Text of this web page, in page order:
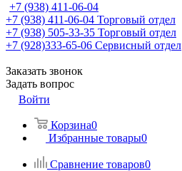
+7 (938) 411-06-04
+7 (938) 411-06-04 Торговый отдел
+7 (938) 505-33-35 Торговый отдел
+7 (928)333-65-06 Сервисный отдел
Заказать звонок
Задать вопрос
Войти
Корзина0
Избранные товары0
Сравнение товаров0